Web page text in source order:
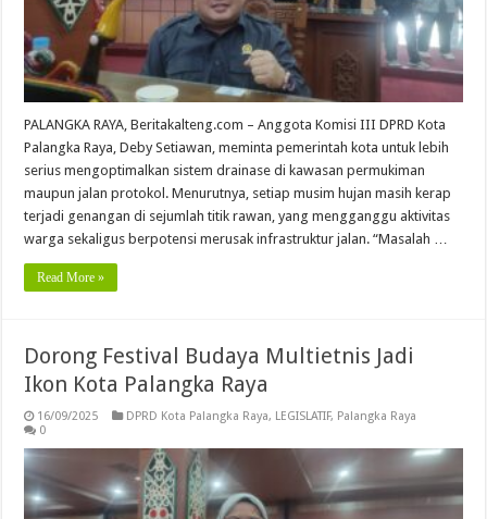
PALANGKA RAYA, Beritakalteng.com – Anggota Komisi III DPRD Kota
Palangka Raya, Deby Setiawan, meminta pemerintah kota untuk lebih
serius mengoptimalkan sistem drainase di kawasan permukiman
maupun jalan protokol. Menurutnya, setiap musim hujan masih kerap
terjadi genangan di sejumlah titik rawan, yang mengganggu aktivitas
warga sekaligus berpotensi merusak infrastruktur jalan. “Masalah …
Read More »
Dorong Festival Budaya Multietnis Jadi
Ikon Kota Palangka Raya
16/09/2025 DPRD Kota Palangka Raya, LEGISLATIF, Palangka Raya
0